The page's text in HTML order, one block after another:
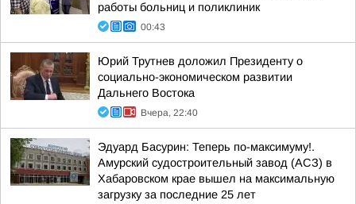
работы больниц и поликлиник
00:43
Юрий Трутнев доложил Президенту о
социально-экономическом развитии
Дальнего Востока
Вчера, 22:40
Эдуард Басурин: Теперь по-максимуму!.
Амурский судостроительный завод (АСЗ) в
Хабаровском крае вышел на максимальную
загрузку за последние 25 лет